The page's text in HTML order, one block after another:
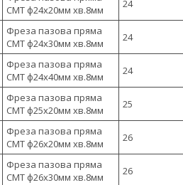
CMT ф24х20мм хв.8мм
24
Фреза пазова пряма
CMT ф24х30мм хв.8мм
24
Фреза пазова пряма
CMT ф24х40мм хв.8мм
24
Фреза пазова пряма
CMT ф25х20мм хв.8мм
25
Фреза пазова пряма
CMT ф26х20мм хв.8мм
26
Фреза пазова пряма
CMT ф26х30мм хв.8мм
26